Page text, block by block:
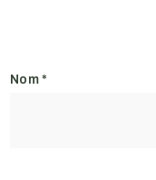
Nom *